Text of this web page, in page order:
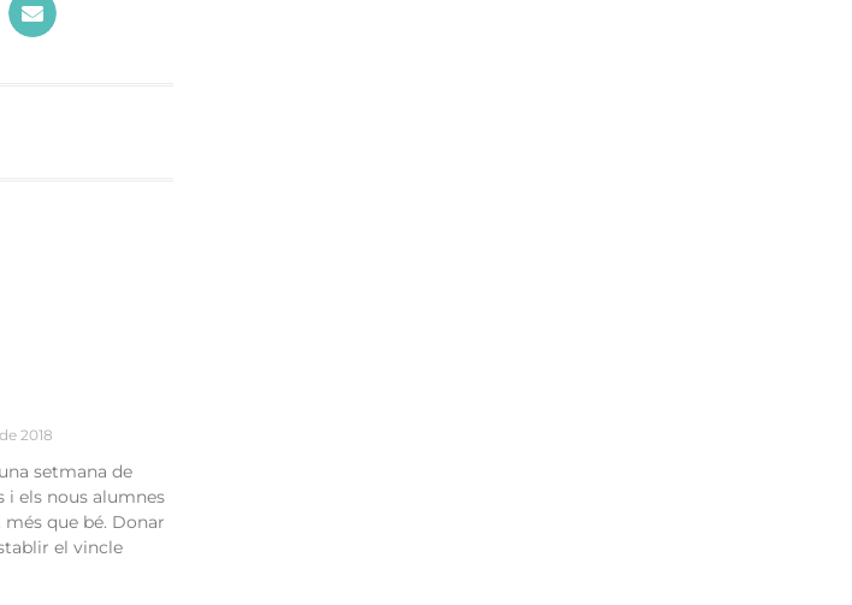
2018
setmana de
i els nous alumnes
que bé. Donar
el vincle